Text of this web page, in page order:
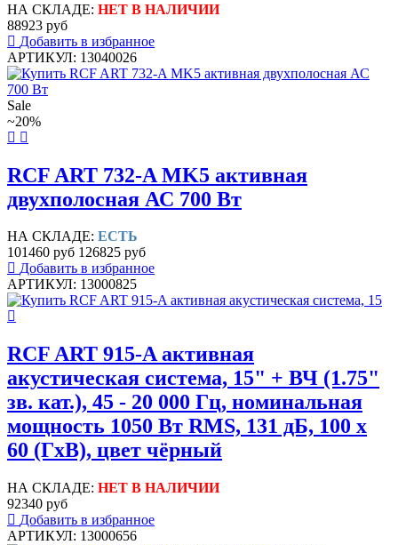
НА СКЛАДЕ: НЕТ В НАЛИЧИИ
88923 руб
Добавить в избранное
АРТИКУЛ: 13040026
Sale
~20%
RCF ART 732-A MK5 активная
двухполосная АС 700 Вт
НА СКЛАДЕ: ЕСТЬ
101460 руб 126825 руб
Добавить в избранное
АРТИКУЛ: 13000825
RCF ART 915-A активная
акустическая система, 15" + ВЧ (1.75"
зв. кат.), 45 - 20 000 Гц, номинальная
мощность 1050 Вт RMS, 131 дБ, 100 x
60 (ГxВ), цвет чёрный
НА СКЛАДЕ: НЕТ В НАЛИЧИИ
92340 руб
Добавить в избранное
АРТИКУЛ: 13000656